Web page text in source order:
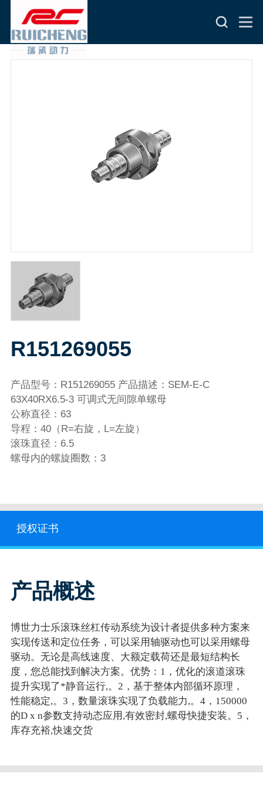
R151269055
产品型号：R151269055 产品描述：SEM-E-C
63X40RX6.5-3 可调式无间隙单螺母
公称直径：63
导程：40（R=右旋，L=左旋）
滚珠直径：6.5
螺母内的螺旋圈数：3
授权证书
产品概述
博世力士乐滚珠丝杠传动系统为设计者提供多种方案来
实现传送和定位任务，可以采用轴驱动也可以采用螺母
驱动。无论是高线速度、大额定载荷还是最短结构长
度，您总能找到解决方案。优势：1，优化的滚道滚珠
提升实现了*静音运行,。2，基于整体内部循环原理，
性能稳定,。3，数量滚珠实现了负载能力,。4，150000
的D x n参数支持动态应用,有效密封,螺母快捷安装。5，
库存充裕,快速交货